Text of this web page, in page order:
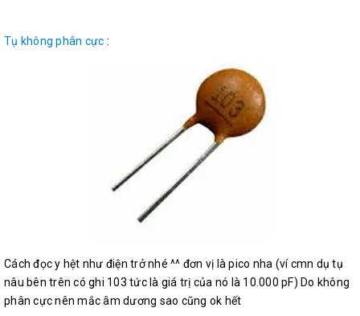
Tụ không phân cực :
Cách đọc y hệt như điện trở nhé ^^ đơn vị là pico nha (ví cmn dụ tụ
nâu bên trên có ghi 103 tức là giá trị của nó là 10.000 pF) Do không
phân cực nên mắc âm dương sao cũng ok hết